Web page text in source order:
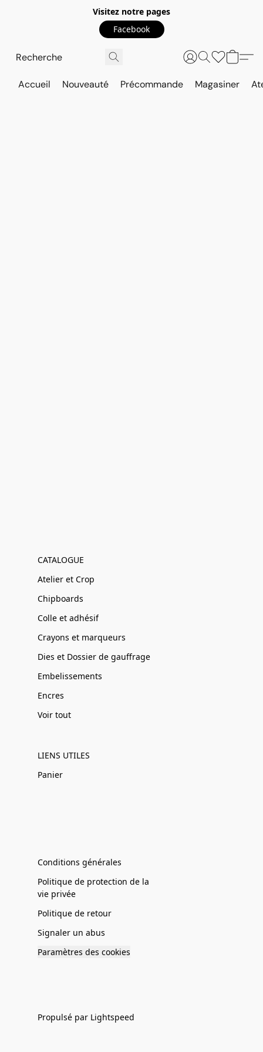
Visitez notre pages
Facebook
Accueil Nouveauté Précommande Magasiner
CATALOGUE
Atelier et Crop
Chipboards
Colle et adhésif
Crayons et marqueurs
Dies et Dossier de gauffrage
Embelissements
Encres
Voir tout
LIENS UTILES
Panier
Conditions générales
Politique de protection de la
vie privée
Politique de retour
Signaler un abus
Paramètres des cookies
Propulsé par Lightspeed